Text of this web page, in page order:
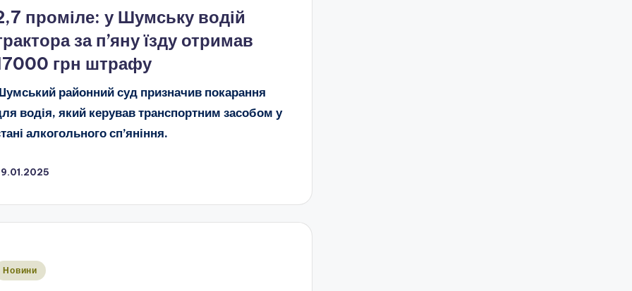
проміле: у Шумську водій
за п’яну їзду отримав
грн штрафу
районний суд призначив покарання
водія, який керував транспортним засобом у
алкогольного сп’яніння.
Новини